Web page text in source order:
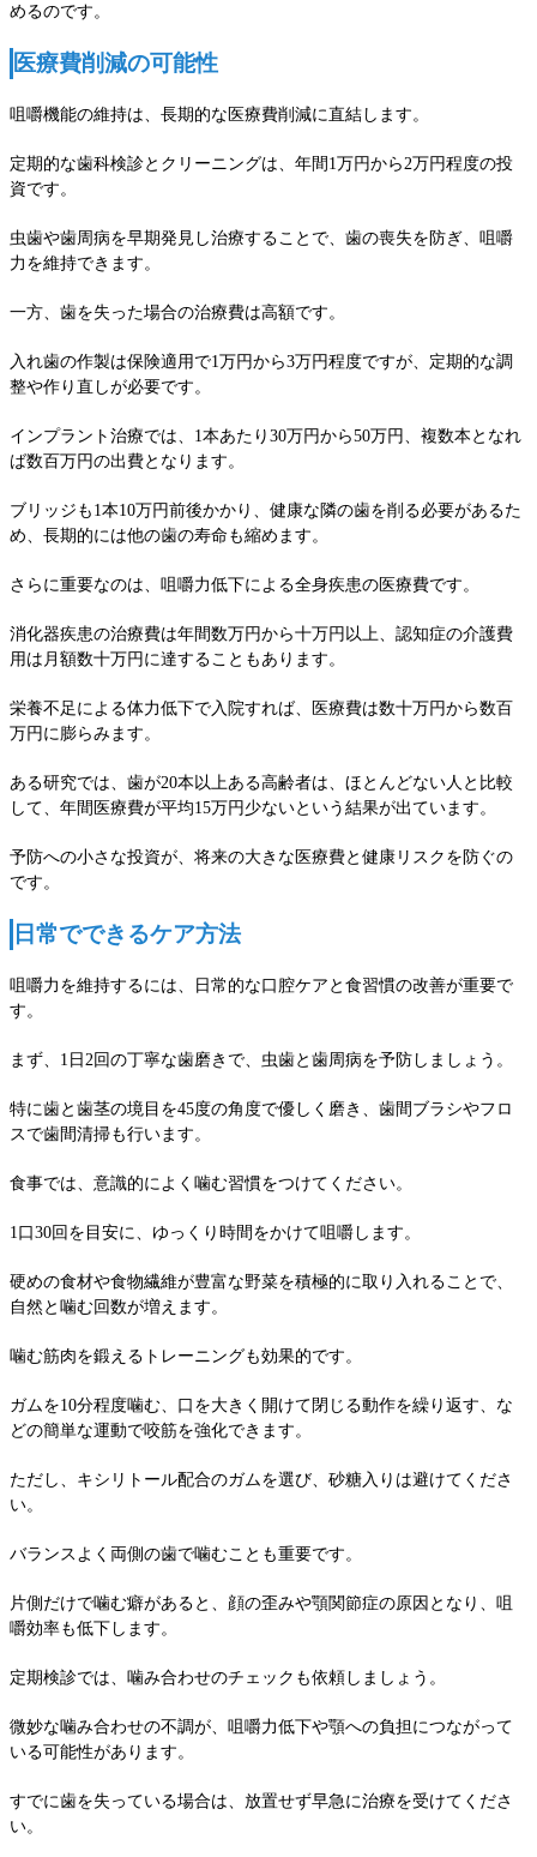
めるのです。
医療費削減の可能性
咀嚼機能の維持は、長期的な医療費削減に直結します。
定期的な歯科検診とクリーニングは、年間1万円から2万円程度の投
資です。
虫歯や歯周病を早期発見し治療することで、歯の喪失を防ぎ、咀嚼
力を維持できます。
一方、歯を失った場合の治療費は高額です。
入れ歯の作製は保険適用で1万円から3万円程度ですが、定期的な調
整や作り直しが必要です。
インプラント治療では、1本あたり30万円から50万円、複数本となれ
ば数百万円の出費となります。
ブリッジも1本10万円前後かかり、健康な隣の歯を削る必要があるた
め、長期的には他の歯の寿命も縮めます。
さらに重要なのは、咀嚼力低下による全身疾患の医療費です。
消化器疾患の治療費は年間数万円から十万円以上、認知症の介護費
用は月額数十万円に達することもあります。
栄養不足による体力低下で入院すれば、医療費は数十万円から数百
万円に膨らみます。
ある研究では、歯が20本以上ある高齢者は、ほとんどない人と比較
して、年間医療費が平均15万円少ないという結果が出ています。
予防への小さな投資が、将来の大きな医療費と健康リスクを防ぐの
です。
日常でできるケア方法
咀嚼力を維持するには、日常的な口腔ケアと食習慣の改善が重要で
す。
まず、1日2回の丁寧な歯磨きで、虫歯と歯周病を予防しましょう。
特に歯と歯茎の境目を45度の角度で優しく磨き、歯間ブラシやフロ
スで歯間清掃も行います。
食事では、意識的によく噛む習慣をつけてください。
1口30回を目安に、ゆっくり時間をかけて咀嚼します。
硬めの食材や食物繊維が豊富な野菜を積極的に取り入れることで、
自然と噛む回数が増えます。
噛む筋肉を鍛えるトレーニングも効果的です。
ガムを10分程度噛む、口を大きく開けて閉じる動作を繰り返す、な
どの簡単な運動で咬筋を強化できます。
ただし、キシリトール配合のガムを選び、砂糖入りは避けてくださ
い。
バランスよく両側の歯で噛むことも重要です。
片側だけで噛む癖があると、顔の歪みや顎関節症の原因となり、咀
嚼効率も低下します。
定期検診では、噛み合わせのチェックも依頼しましょう。
微妙な噛み合わせの不調が、咀嚼力低下や顎への負担につながって
いる可能性があります。
すでに歯を失っている場合は、放置せず早急に治療を受けてくださ
い。